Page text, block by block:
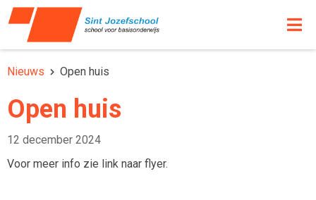
Nieuws Open huis
Open huis
12 december 2024
Voor meer info zie link naar flyer.